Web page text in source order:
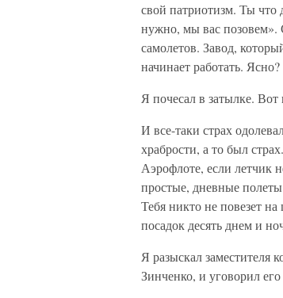
свой патриотизм. Ты что
нужно, мы вас
самолетов. Завод,
начинает работать.
Я почесал в затылке.
И все-таки страх
храбрости, а то был
Аэрофлоте, если летчик
простые, дневные
Тебя никто не повезет
посадок десять днем и
Я разыскал заместителя
Зинченко, и уговорил